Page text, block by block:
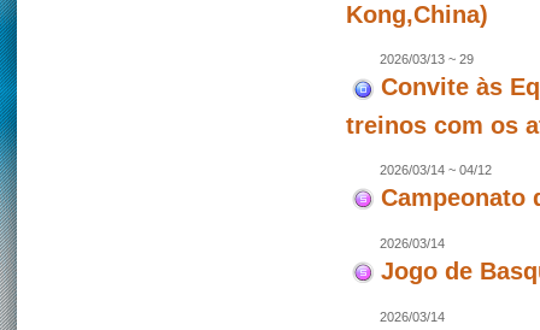
Kong,China)
2026/03/13 ~ 29
Convite às
treinos com os
2026/03/14 ~ 04/12
Campeonato
2026/03/14
Jogo de
2026/03/14